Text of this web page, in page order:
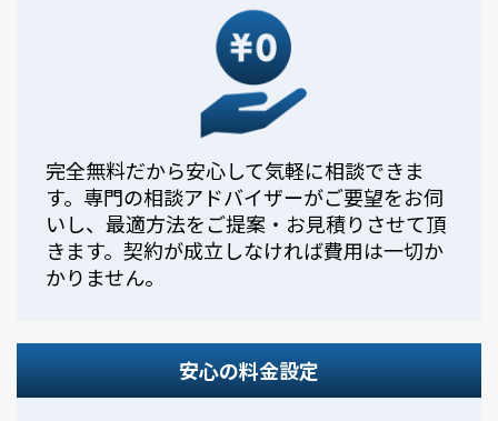
完全無料だから安心して気軽に相談できま
す。専門の相談アドバイザーがご要望をお伺
いし、最適方法をご提案・お見積りさせて頂
きます。契約が成立しなければ費用は一切か
かりません。
安心の料金設定